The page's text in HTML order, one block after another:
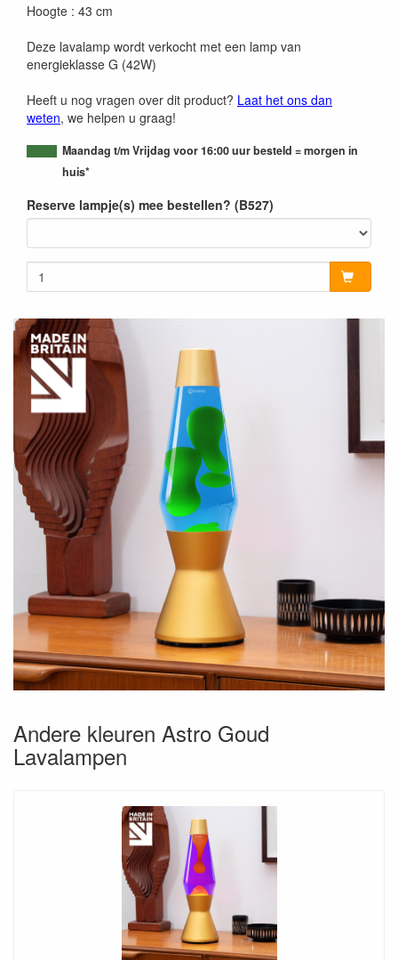
Hoogte : 43 cm
Deze lavalamp wordt verkocht met een lamp van
energieklasse G (42W)
Heeft u nog vragen over dit product? Laat het ons dan
weten, we helpen u graag!
Maandag t/m Vrijdag voor 16:00 uur besteld = morgen in
huis*
Reserve lampje(s) mee bestellen? (B527)
Andere kleuren Astro Goud
Lavalampen